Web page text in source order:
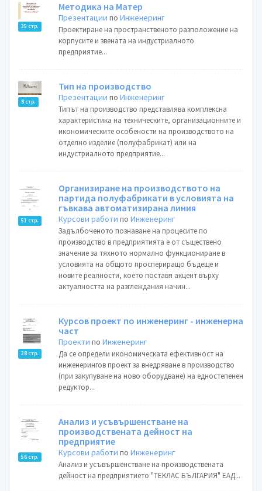
35 стр.
Методика на Матер
Презентации поИнженеринг
Проектиране на пространственото разположение на
корпусите и звената на индустриалното
предприятие...
8 стр.
Тип на производство
Презентации поИнженеринг
Типът на производство представлява комплексна
характеристика на техническите, организационните и
икономическите особености на производството на
отделно изделие (полуфабрикат) или на
индустриалното предприятие...
51 стр.
Организиране на производството на
партида полуфабрикати в условията на
гъвкава автоматизирана линия
Курсови работи поИнженеринг
Задълбоченото познаване на процесите по
производство в предприятията е от съществено
значение за тяхното нормално функциониране в
условията на общото проспериращо бъдеще и
новите реалности, което поставя акцент върху
актуалността на разглеждания начин...
28 стр.
Курсов проект по инженеринг - инженерна
част
Проекти поИнженеринг
Да се определи икономическата ефективност на
инженерингов проект за внедряване в производство
(при закупуване на ново оборудване) на едностепенен
редуктор...
56 стр.
Анализ и усъвършенстване на
производствената дейност на
предприятие
Курсови работи поИнженеринг
Анализ и усъвършенстване на производствената
дейност на предприятието "ТЕКЛАС БЪЛГАРИЯ" ЕАД...